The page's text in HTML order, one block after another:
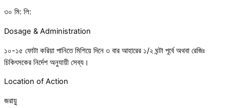
৩০ মি: লি:
Dosage & Administration
১০-১৫ ফোটা করিয়া পানিতে মিশিয়ে দিনে ৩ বার আহারের ১/২ ঘন্টা পূর্বে অথবা রেজিঃ
চিকিৎসকের নির্দেশ অনুযায়ী সেব্য।
Location of Action
জরায়ু